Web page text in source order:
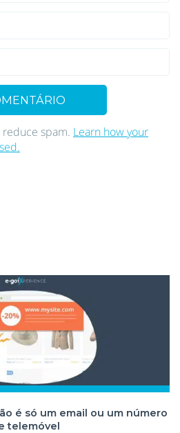
reduce spam. Learn how your
é só um email ou um número
telemóvel